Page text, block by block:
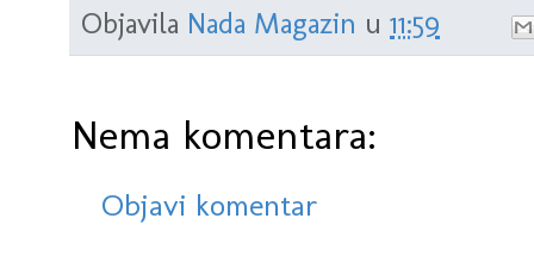
Objavila Nada Magazin u 11:59
Nema komentara:
Objavi komentar